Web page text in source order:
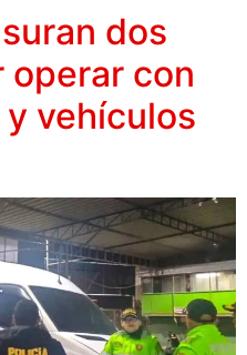
dos
con
vehículos